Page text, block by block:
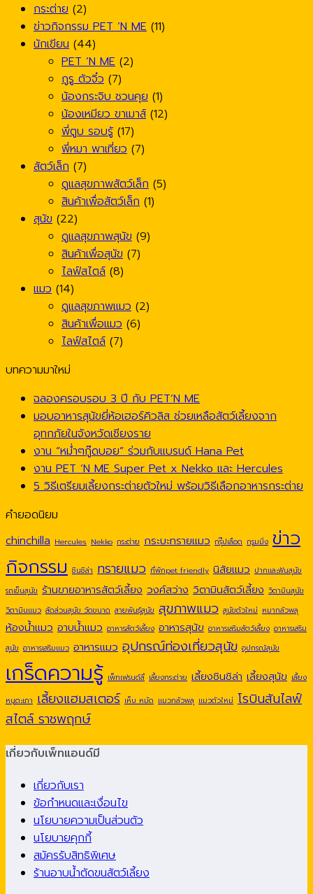
กระต่าย (2)
ข่าวกิจกรรม PET ’N ME (11)
นักเขียน (44)
PET ’N ME (2)
กูรู ตัวจิ๋ว (7)
น้องกระจิบ ชวนคุย (1)
น้องเหมียว ขาเมาส์ (12)
พี่ตูบ รอบรู้(17)
พี่หมา พาเที่ยว (7)
สัตว์เล็ก (7)
ดูแลสุขภาพสัตว์เล็ก (5)
สินค้าเพื่อสัตว์เล็ก (1)
สุนัข (22)
ดูแลสุขภาพสุนัข (9)
สินค้าเพื่อสุนัข (7)
ไลฟ์สไตล์ (8)
แมว (14)
ดูแลสุขภาพแมว (2)
สินค้าเพื่อแมว (6)
ไลฟ์สไตล์ (7)
บทความมาใหม่
ฉลองครอบรอบ 3 ปี กับ PET’N ME
มอบอาหารสุนัขยี่ห้อเฮอร์คิวลิส ช่วยเหลือสัตว์เลี้ยงจาก
อุทกภัยในจังหวัดเชียงราย
งาน “หม่ำๆกู๊ดบอย” ร่วมกับแบรนด์ Hana Pet
งาน PET ‘N ME Super Pet x Nekko และ Hercules
5 วิธีเตรียมเลี้ยงกระต่ายตัวใหม่ พร้อมวิธีเลือกอาหารกระต่าย
คำยอดนิยม
chinchilla Hercules Nekko กระต่าย กระบะทรายแมว กรุ๊ปเลือด กรูมมิ่ง ข่าว
กิจกรรม ชินชิล่า ทรายแมว ที่พักpet friendly นิสัยแมว ปากและฟันสุนัข
รถเข็นสุนัข ร้านขายอาหารสัตว์เลี้ยง วงศ์สว่าง วิตามินสัตว์เลี้ยง วิตามินสุนัข
วิตามินแมว สัดส่วนสุนัข วัดขนาด สายพันธุ์สุนัข สุขภาพแมว สุนัขตัวใหม่ หมากลัวพลุ
ห้องน้ำแมว อาบน้ำแมว อาหารสัตว์เลี้ยง อาหารสุนัข อาหารเสริมสัตว์เลี้ยง อาหารเสริม
สุนัข อาหารเสริมแมว อาหารแมว อุปกรณ์ท่องเที่ยวสุนัข อุปกรณ์สุนัข
เกร็ดความรู้ เพ็ทเฟรนด์ลี่ เลี้ยงกระต่าย เลี้ยงชินชิล่า เลี้ยงสุนัข เลี้ยง
หนูตะเภา เลี้ยงแฮมสเตอร์ เห็บ หมัด แมวกลัวพลุ แมวตัวใหม่ โรบินสันไลฟ์
สไตล์ ราชพฤกษ์
เกี่ยวกับเพ็ทแอนด์มี
เกี่ยวกับเรา
ข้อกำหนดและเงื่อนไข
นโยบายความเป็นส่วนตัว
นโยบายคุกกี้
สมัครรับสิทธิพิเศษ
ร้านอาบน้ำตัดขนสัตว์เลี้ยง